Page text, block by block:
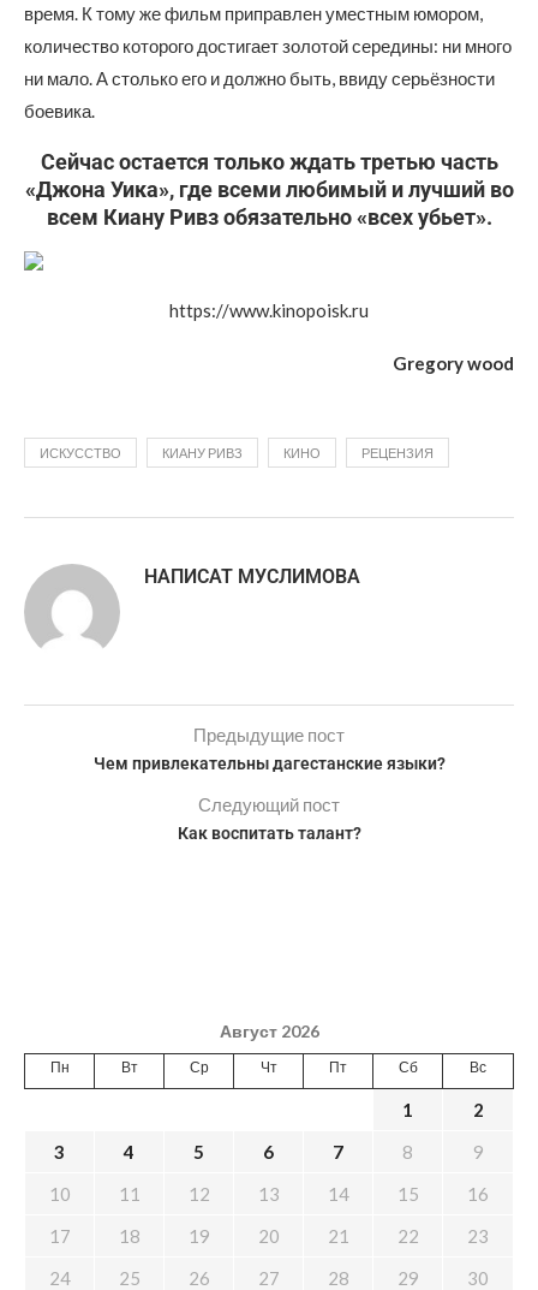
время. К тому же фильм приправлен уместным юмором,
количество которого достигает золотой середины: ни много
ни мало. А столько его и должно быть, ввиду серьёзности
боевика.
Сейчас остается только ждать третью часть
«Джона Уика», где всеми любимый и лучший во
всем Киану Ривз обязательно «всех убьет».
https://www.kinopoisk.ru
Gregory wood
ИСКУССТВО КИАНУ РИВЗ КИНО РЕЦЕНЗИЯ
НАПИСАТ МУСЛИМОВА
Предыдущие пост
Чем привлекательны дагестанские языки?
Следующий пост
Как воспитать талант?
Август 2026
Пн Вт Ср Чт Пт Сб Вс
1
2
3
4 5 6 7 8
9
10
11 12 13 14 15
16
17
18 19 20 21 22
23
24
25 26 27 28 29
30